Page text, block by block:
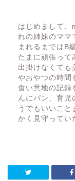
はじめまして
れの姉妹のママ
まれるまではB
たまに頑張って
出掛けなくても
やおやつの時間
食い意地の記録
んにパン、育児
うでもいいこと
かく見守ってい